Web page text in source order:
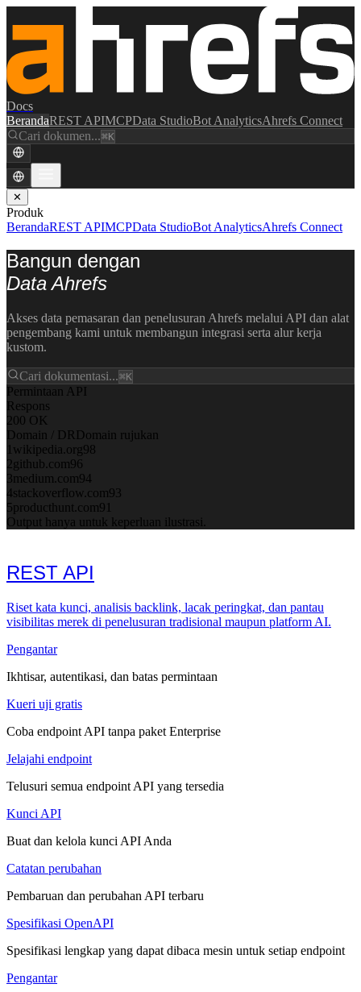
Docs
BerandaREST APIMCPData StudioBot AnalyticsAhrefs Connect
Cari dokumen...⌘K
✕
Produk
BerandaREST APIMCPData StudioBot AnalyticsAhrefs Connect
Bangun dengan
Data Ahrefs
Akses data pemasaran dan penelusuran Ahrefs melalui API dan alat
pengembang kami untuk membangun integrasi serta alur kerja
kustom.
Cari dokumentasi...⌘K
Permintaan API
Respons
200 OK
Domain / DR Domain rujukan
1 wikipedia.org98
2github.com96
3medium.com94
4stackoverflow.com93
5producthunt.com91
Output hanya untuk keperluan ilustrasi.
REST API
Riset kata kunci, analisis backlink, lacak peringkat, dan pantau
visibilitas merek di penelusuran tradisional maupun platform AI.
Pengantar
Ikhtisar, autentikasi, dan batas permintaan
Kueri uji gratis
Coba endpoint API tanpa paket Enterprise
Jelajahi endpoint
Telusuri semua endpoint API yang tersedia
Kunci API
Buat dan kelola kunci API Anda
Catatan perubahan
Pembaruan dan perubahan API terbaru
Spesifikasi OpenAPI
Spesifikasi lengkap yang dapat dibaca mesin untuk setiap endpoint
Pengantar